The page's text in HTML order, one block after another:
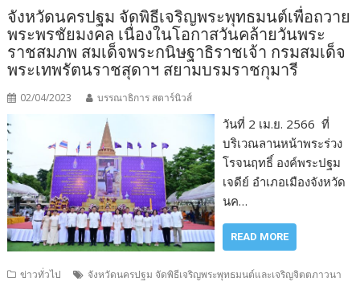
จังหวัดนครปฐม จัดพิธีเจริญพระพุทธมนต์เพื่อถวาย
พระพรชัยมงคล เนื่องในโอกาสวันคล้ายวันพระ
ราชสมภพ สมเด็จพระกนิษฐาธิราชเจ้า กรมสมเด็จ
พระเทพรัตนราชสุดาฯ สยามบรมราชกุมารี
02/04/2023 บรรณาธิการ สตาร์นิวส์
วันที่ 2 เม.ย. 2566 ที่
บริเวณลานหน้าพระร่วง
โรจนฤทธิ์ องค์พระปฐม
เจดีย์ อำเภอเมืองจังหวัด
นค…
READ MORE
ข่าวทั่วไป
จังหวัดนครปฐม จัดพิธีเจริญพระพุทธมนต์และเจริญจิตตภาวนา